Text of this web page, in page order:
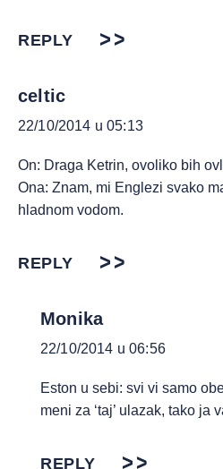
REPLY
celtic
22/10/2014 u 05:13
On: Draga Ketrin, ovoliko bih
Ona: Znam, mi Englezi svako
hladnom vodom.
REPLY
Monika
22/10/2014 u 06:56
Eston u sebi: svi vi samo
meni za ‘taj’ ulazak, tako ja
REPLY